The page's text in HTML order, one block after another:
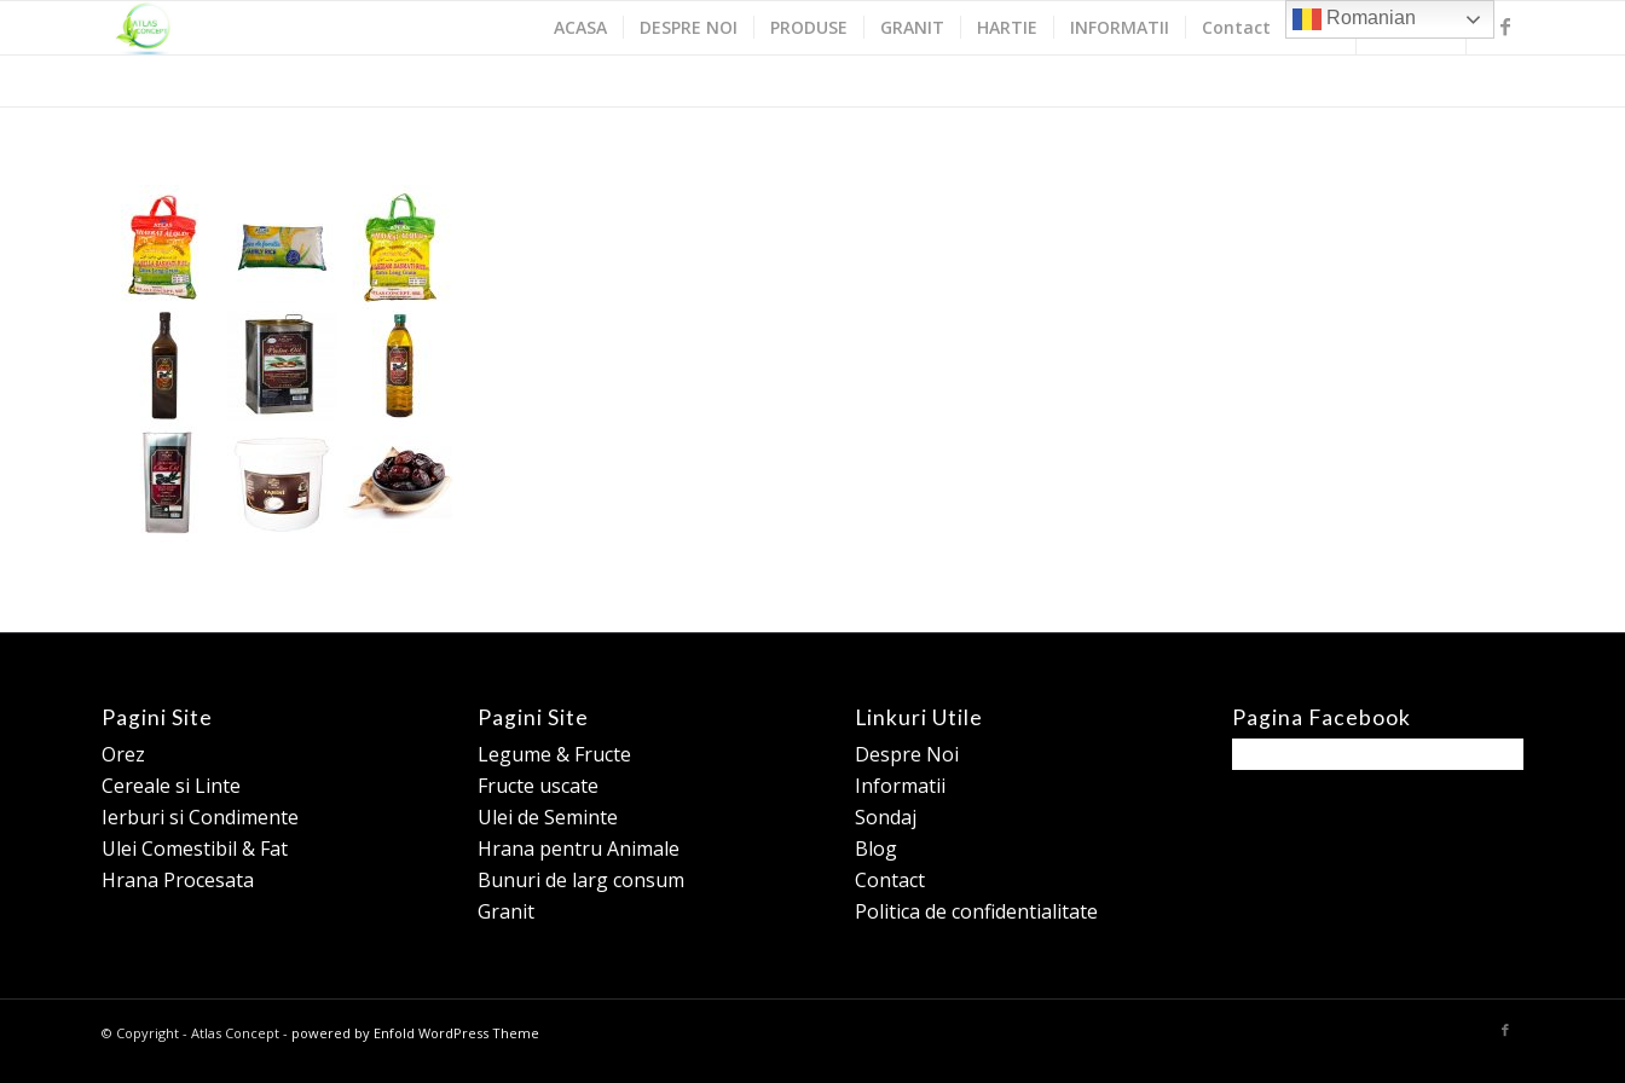
ACASA DESPRE NOI PRODUSE GRANIT HARTIE INFORMATII Contact
Pagini Site
Orez
Cereale si Linte
Ierburi si Condimente
Ulei Comestibil & Fat
Hrana Procesata
Pagini Site
Legume & Fructe
Fructe uscate
Ulei de Seminte
Hrana pentru Animale
Bunuri de larg consum
Granit
Linkuri Utile
Despre Noi
Informatii
Sondaj
Blog
Contact
Politica de confidentialitate
Pagina Facebook
© Copyright - Atlas Concept - powered by Enfold WordPress Theme
Romanian